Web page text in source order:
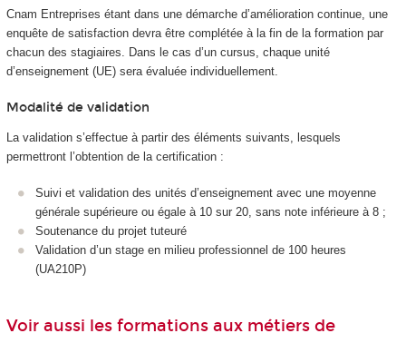
Cnam Entreprises étant dans une démarche d’amélioration continue, une
enquête de satisfaction devra être complétée à la fin de la formation par
chacun des stagiaires. Dans le cas d’un cursus, chaque unité
d’enseignement (UE) sera évaluée individuellement.
Modalité de validation
La validation s’effectue à partir des éléments suivants, lesquels
permettront l’obtention de la certification :
Suivi et validation des unités d’enseignement avec une moyenne
générale supérieure ou égale à 10 sur 20, sans note inférieure à 8 ;
Soutenance du projet tuteuré
Validation d’un stage en milieu professionnel de 100 heures
(UA210P)
Voir aussi les formations aux métiers de